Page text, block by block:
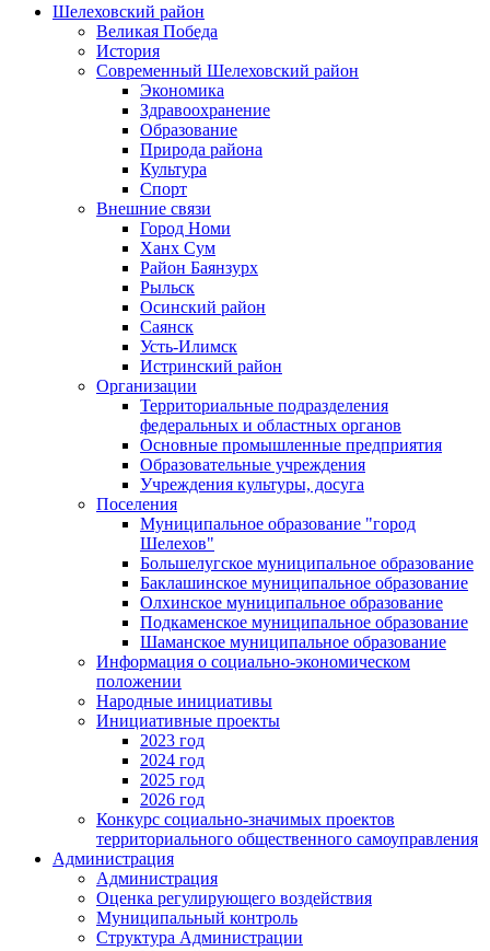
Шелеховский район
Великая Победа
История
Современный Шелеховский район
Экономика
Здравоохранение
Образование
Природа района
Культура
Спорт
Внешние связи
Город Номи
Ханх Сум
Район Баянзурх
Рыльск
Осинский район
Саянск
Усть-Илимск
Истринский район
Организации
Территориальные подразделения
федеральных и областных органов
Основные промышленные предприятия
Образовательные учреждения
Учреждения культуры, досуга
Поселения
Муниципальное образование "город
Шелехов"
Большелугское муниципальное образование
Баклашинское муниципальное образование
Олхинское муниципальное образование
Подкаменское муниципальное образование
Шаманское муниципальное образование
Информация о социально-экономическом
положении
Народные инициативы
Инициативные проекты
2023 год
2024 год
2025 год
2026 год
Конкурс социально-значимых проектов
территориального общественного самоуправления
Администрация
Администрация
Оценка регулирующего воздействия
Муниципальный контроль
Структура Администрации